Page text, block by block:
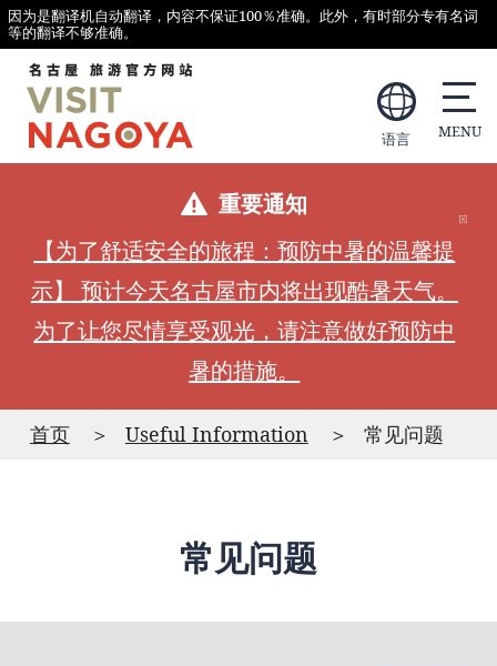
因为是翻译机自动翻译，内容不保证100％准确。此外，有时部分专有名词
等的翻译不够准确。
语言
重要通知
【为了舒适安全的旅程：预防中暑的温馨提
示】 预计今天名古屋市内将出现酷暑天气。
为了让您尽情享受观光，请注意做好预防中
暑的措施。
首页 Useful Information 常见问题
常见问题